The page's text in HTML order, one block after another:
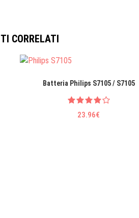
CORRELATI
Batteria Philips S7105 / S7105
23.96€